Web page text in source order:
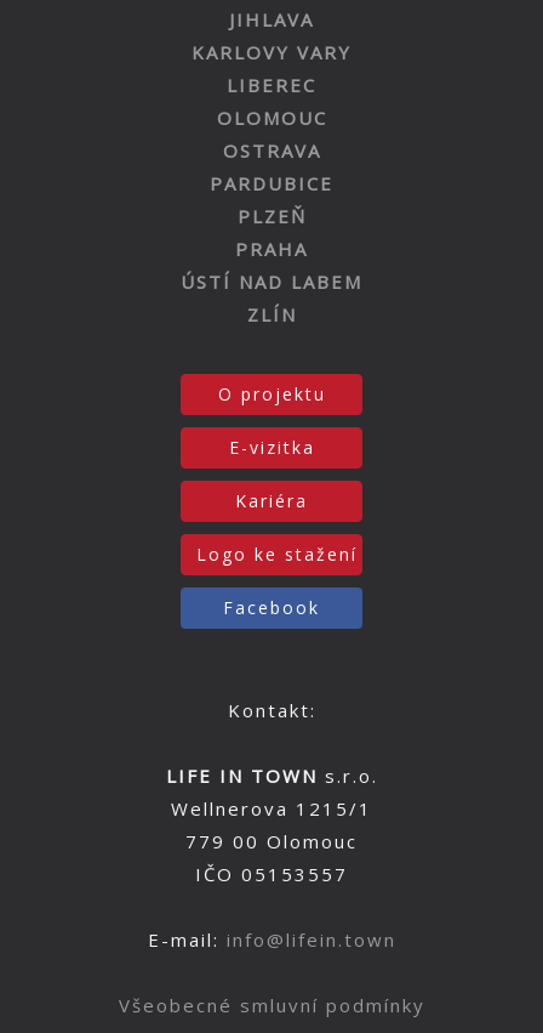
JIHLAVA
KARLOVY VARY
LIBEREC
OLOMOUC
OSTRAVA
PARDUBICE
PLZEŇ
PRAHA
ÚSTÍ NAD LABEM
ZLÍN
O projektu
E-vizitka
Kariéra
Logo ke stažení
Facebook
Kontakt:
LIFE IN TOWN s.r.o.
Wellnerova 1215/1
779 00 Olomouc
IČO 05153557
E-mail: info@lifein.town
Všeobecné smluvní podmínky